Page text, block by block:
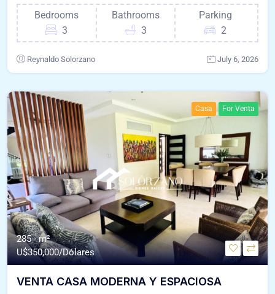
Bedrooms
3
Bathrooms
3
Parking
2
Reynaldo Solorzano July 6, 2026
Casa For Venta
285 - m²
U$350,000/Dólares
VENTA CASA MODERNA Y ESPACIOSA